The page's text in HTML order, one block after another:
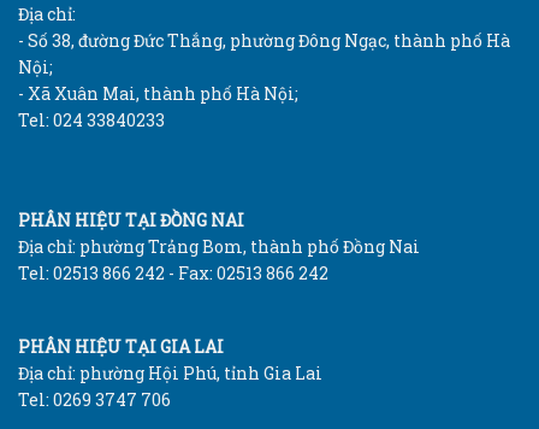
Địa chỉ:
- Số 38, đường Đức Thắng, phường Đông Ngạc, thành phố Hà
Nội;
- Xã Xuân Mai, thành phố Hà Nội;
Tel: 024 33840233
PHÂN HIỆU TẠI ĐỒNG NAI
Địa chỉ: phường Trảng Bom, thành phố Đồng Nai
Tel: 02513 866 242 - Fax: 02513 866 242
PHÂN HIỆU TẠI GIA LAI
Địa chỉ: phường Hội Phú, tỉnh Gia Lai
Tel: 0269 3747 706